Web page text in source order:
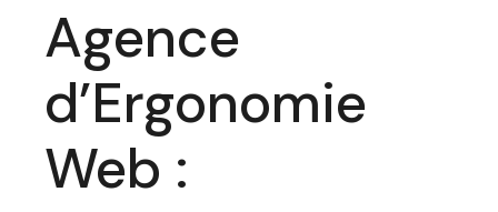
Agence
d’Ergonomie
Web :